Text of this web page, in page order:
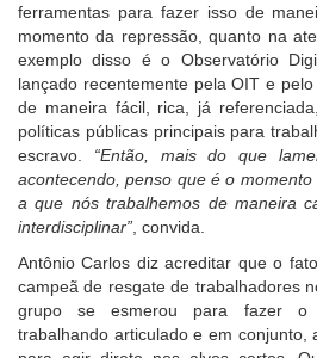
ferramentas para fazer isso de
momento da repressão, quanto na
exemplo disso é o Observatório
lançado recentemente pela OIT e
de maneira fácil, rica, já
políticas públicas principais para
escravo. “Então, mais do que
acontecendo, penso que é o
a que nós trabalhemos de maneira
interdisciplinar” , convida.
Antônio Carlos diz acreditar que o
campeã de resgate de trabalhadores
grupo se esmerou para fazer o
trabalhando articulado e em conjunto,